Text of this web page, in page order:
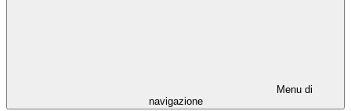
Menu di
navigazione